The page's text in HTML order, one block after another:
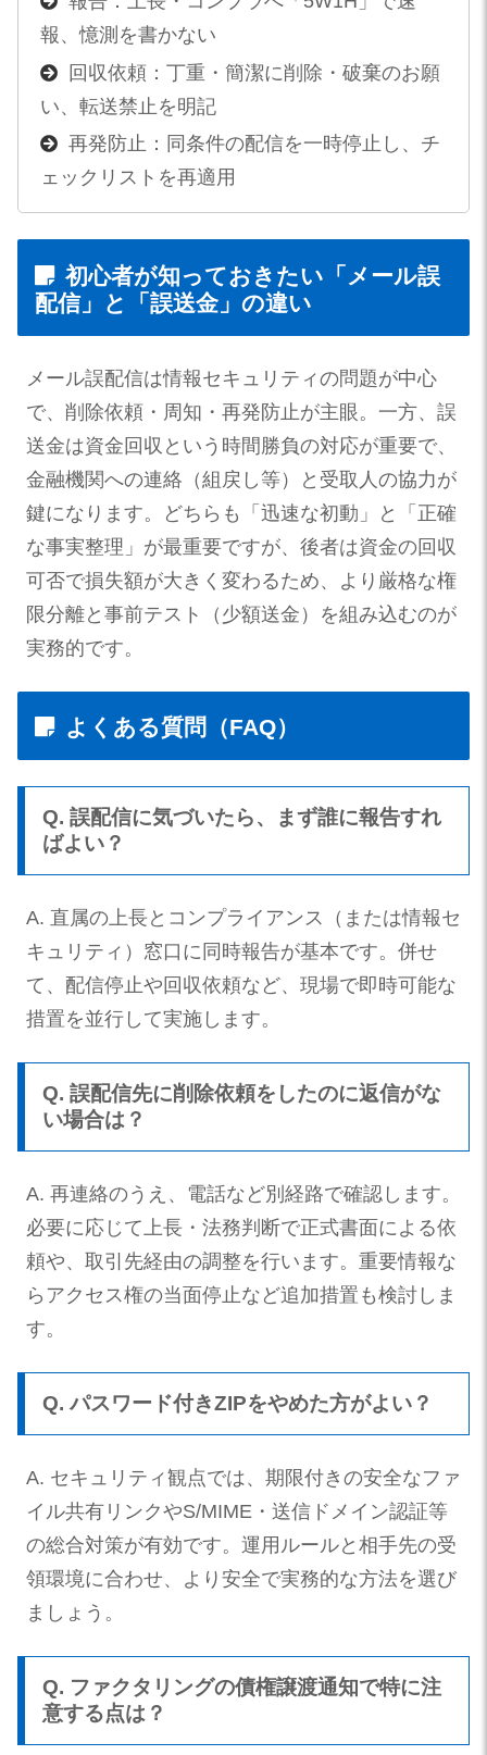
報、憶測を書かない
回収依頼：丁重・簡潔に削除・破棄のお願
い、転送禁止を明記
再発防止：同条件の配信を一時停止し、チ
ェックリストを再適用
初心者が知っておきたい「メール誤
配信」と「誤送金」の違い
メール誤配信は情報セキュリティの問題が中心
で、削除依頼・周知・再発防止が主眼。一方、誤
送金は資金回収という時間勝負の対応が重要で、
金融機関への連絡（組戻し等）と受取人の協力が
鍵になります。どちらも「迅速な初動」と「正確
な事実整理」が最重要ですが、後者は資金の回収
可否で損失額が大きく変わるため、より厳格な権
限分離と事前テスト（少額送金）を組み込むのが
実務的です。
よくある質問（FAQ）
Q. 誤配信に気づいたら、まず誰に報告すれ
ばよい？
A. 直属の上長とコンプライアンス（または情報セ
キュリティ）窓口に同時報告が基本です。併せ
て、配信停止や回収依頼など、現場で即時可能な
措置を並行して実施します。
Q. 誤配信先に削除依頼をしたのに返信がな
い場合は？
A. 再連絡のうえ、電話など別経路で確認します。
必要に応じて上長・法務判断で正式書面による依
頼や、取引先経由の調整を行います。重要情報な
らアクセス権の当面停止など追加措置も検討しま
す。
Q. パスワード付きZIPをやめた方がよい？
A. セキュリティ観点では、期限付きの安全なファ
イル共有リンクやS/MIME・送信ドメイン認証等
の総合対策が有効です。運用ルールと相手先の受
領環境に合わせ、より安全で実務的な方法を選び
ましょう。
Q. ファクタリングの債権譲渡通知で特に注
意する点は？